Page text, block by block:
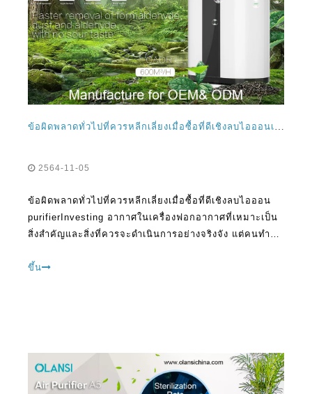
ข้อผิดพลาดทั่วไปที่ควรหลีกเลี่ยงเมื่อซื้อที่ดีเชิงลบไอออนเครื่องฟอกอากาศ
2564-11-05
purifierInvesting อากาศในเครื่องฟอกอากาศที่เหมาะเป็น
พลาดมากในขณะที่มองหาเลือกที่ดีที่สุดที่มีอยู่ในตลาด ผู้
ผลิตเครื่องฟอกอากาศจำนวนมากทำให้ CL
ขึ้น